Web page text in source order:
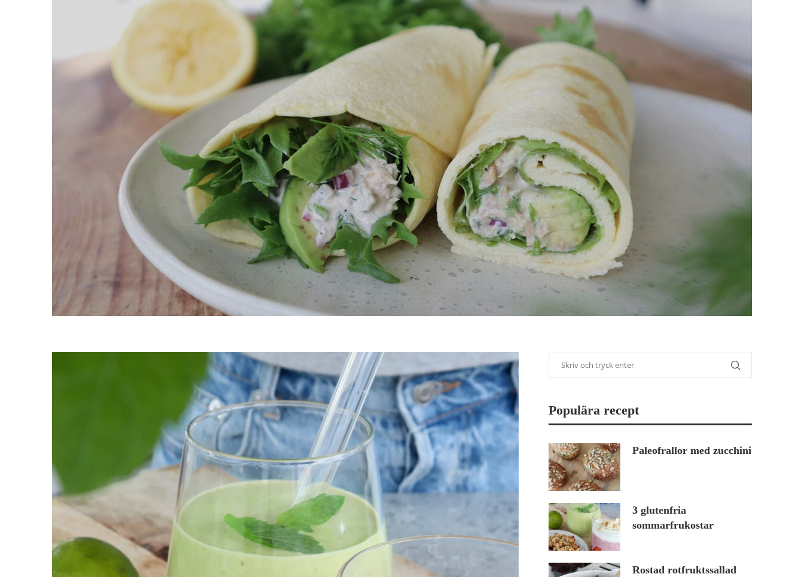
Populära recept
Paleofrallor med zucchini
3 glutenfria
sommarfrukostar
Rostad rotfruktssallad